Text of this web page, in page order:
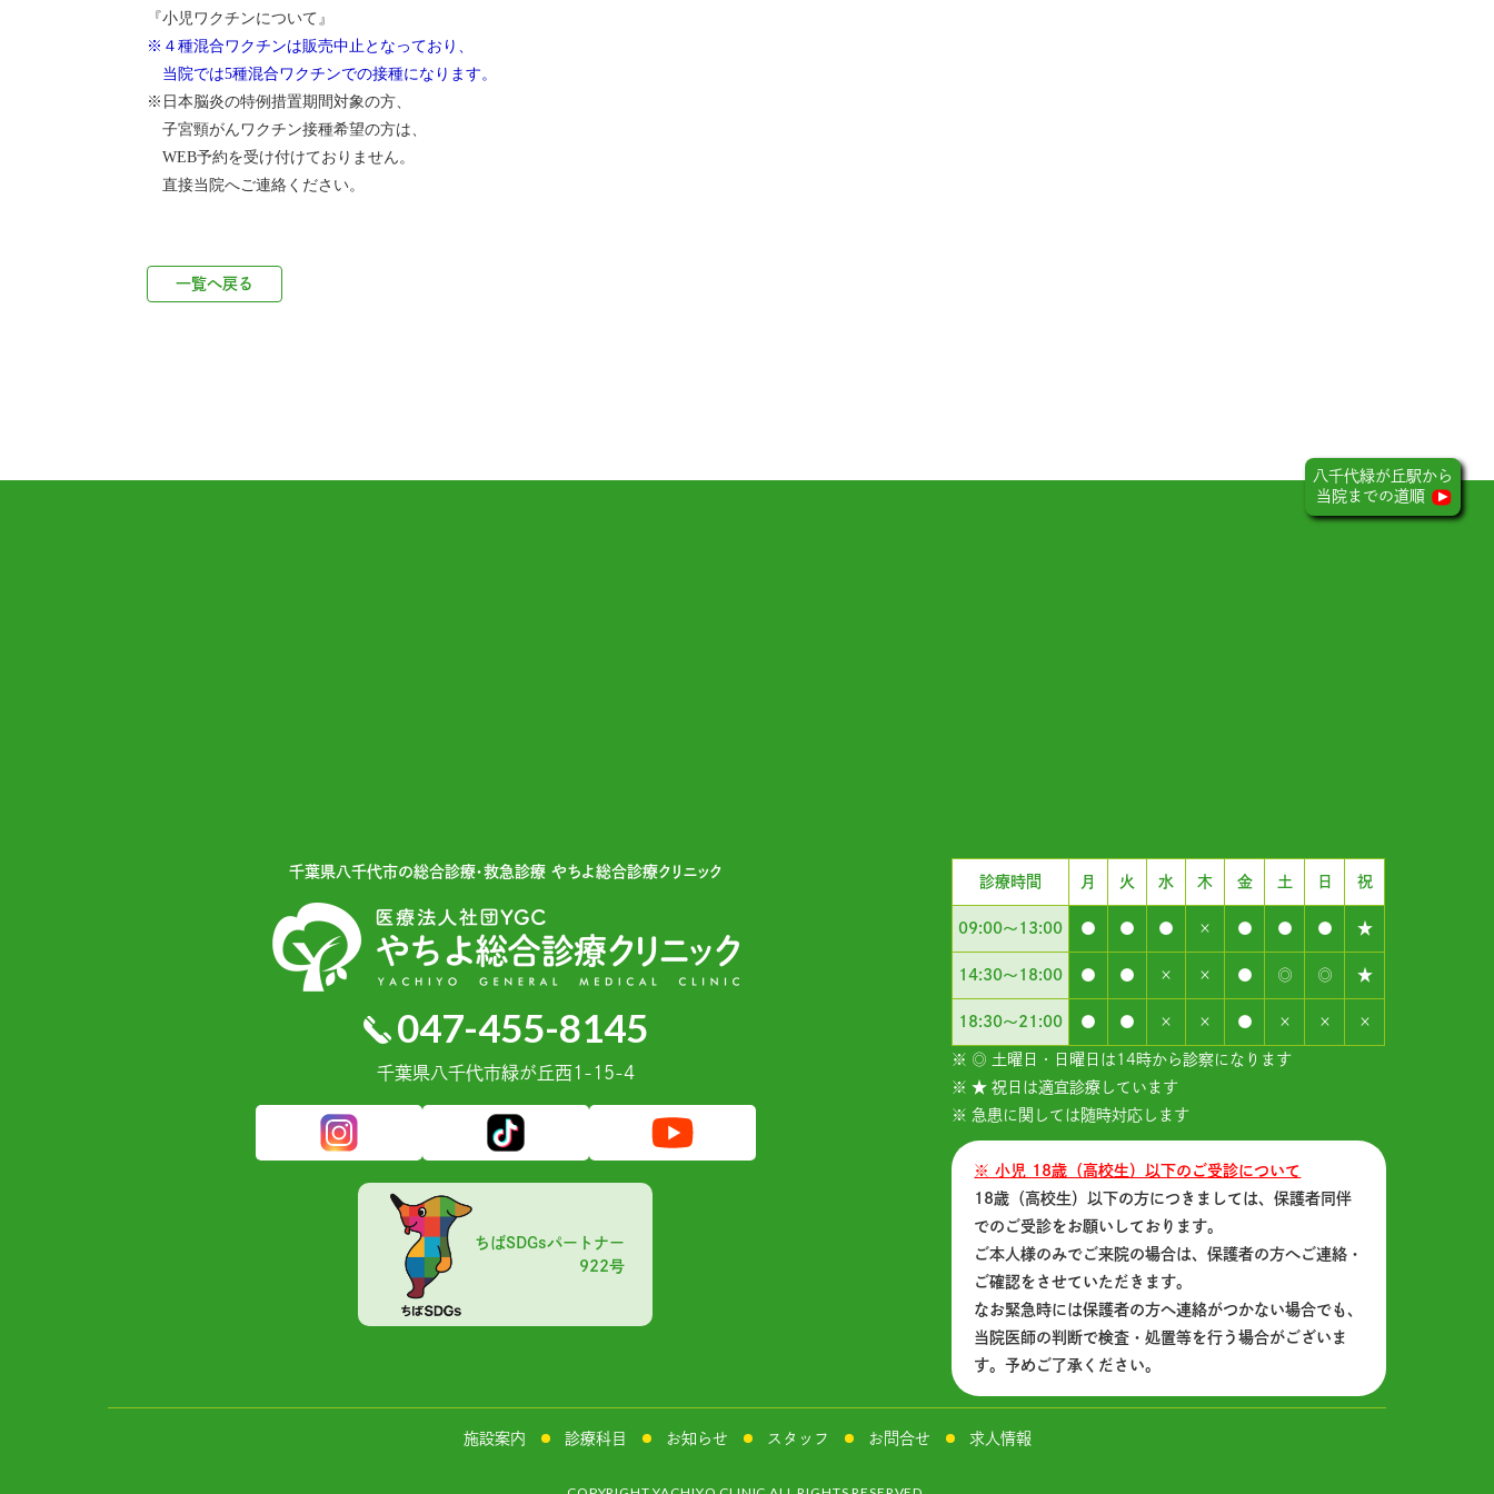
『小児ワクチンについて』
※４種混合ワクチンは販売中止となっており、
当院では5種混合ワクチンでの接種になります。
※日本脳炎の特例措置期間対象の方、
子宮頸がんワクチン接種希望の方は、
WEB予約を受け付けておりません。
直接当院へご連絡ください。
一覧へ戻る
八千代緑が丘駅から
当院までの道順
千葉県⼋千代市の総合診療・救急診療 やちよ総合診療クリニック
047-455-8145
千葉県⼋千代市緑が丘⻄1-15-4
ちばSDGsパートナー
922号
診療時間 月 火 水 木 金 土 日 祝
09:00～13:00 ● ● ● × ● ● ● ★
14:30～18:00 ● ● × × ● ◎ ◎ ★
18:30～21:00 ● ● × × ● × × ×
※ ◎ 土曜日・日曜日は14時から診察になります
※ ★ 祝日は適宜診療しています
※ 急患に関しては随時対応します
※ 小児 18歳（高校生）以下のご受診について
18歳（高校生）以下の方につきましては、保護者同伴
でのご受診をお願いしております。
ご本人様のみでご来院の場合は、保護者の方へご連絡・
ご確認をさせていただきます。
なお緊急時には保護者の方へ連絡がつかない場合でも、
当院医師の判断で検査・処置等を行う場合がございま
す。予めご了承ください。
施設案内 診療科目 お知らせ スタッフ お問合せ 求人情報